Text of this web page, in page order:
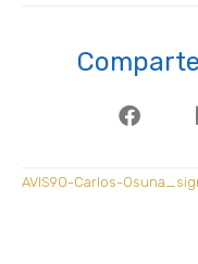
AVIS9O-Carlos-